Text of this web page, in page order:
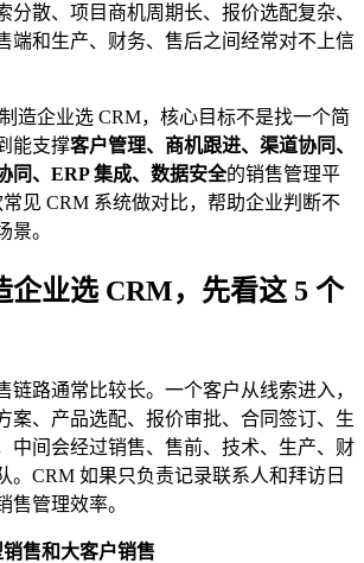
分散、项目商机周期长、报价选配复杂、
端和生产、财务、售后之间经常对不上信
造企业选 CRM，核心目标不是找一个简
能支撑客户管理、商机跟进、渠道协同、
同、ERP 集成、数据安全的销售管理平
见 CRM 系统做对比，帮助企业判断不
景。
企业选 CRM，先看这 5 个
链路通常比较长。一个客户从线索进入，
案、产品选配、报价审批、合同签订、生
中间会经过销售、售前、技术、生产、财
。CRM 如果只负责记录联系人和拜访日
售管理效率。
售和大客户销售